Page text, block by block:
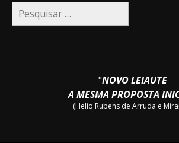
Pesquisar
por:
"NOVO LEIAUTE
A MESMA PROPOSTA
(Helio Rubens de Arruda e